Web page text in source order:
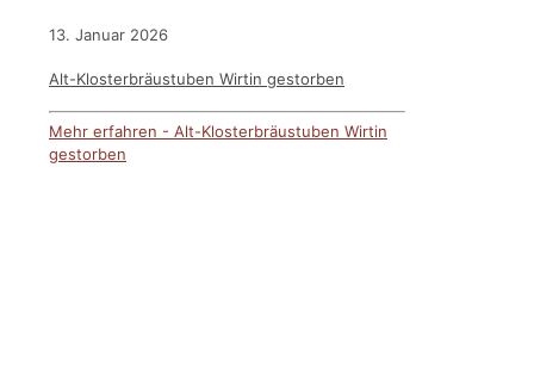
13. Januar 2026
Alt-Klosterbräustuben Wirtin gestorben
Mehr erfahren - Alt-Klosterbräustuben Wirtin
gestorben